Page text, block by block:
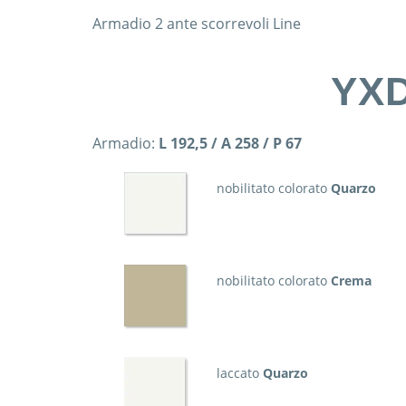
Armadio 2 ante scorrevoli Line
Armadio: L 192,5 / A 258 / P 67
nobilitato colorato Quarzo
nobilitato colorato Crema
laccato Quarzo